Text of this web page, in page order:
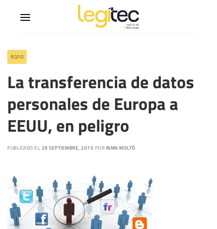
RGPD
La transferencia de datos
personales de Europa a
EEUU, en peligro
PUBLICADO EL 29 SEPTIEMBRE, 2015 POR INMA MOLTÓ